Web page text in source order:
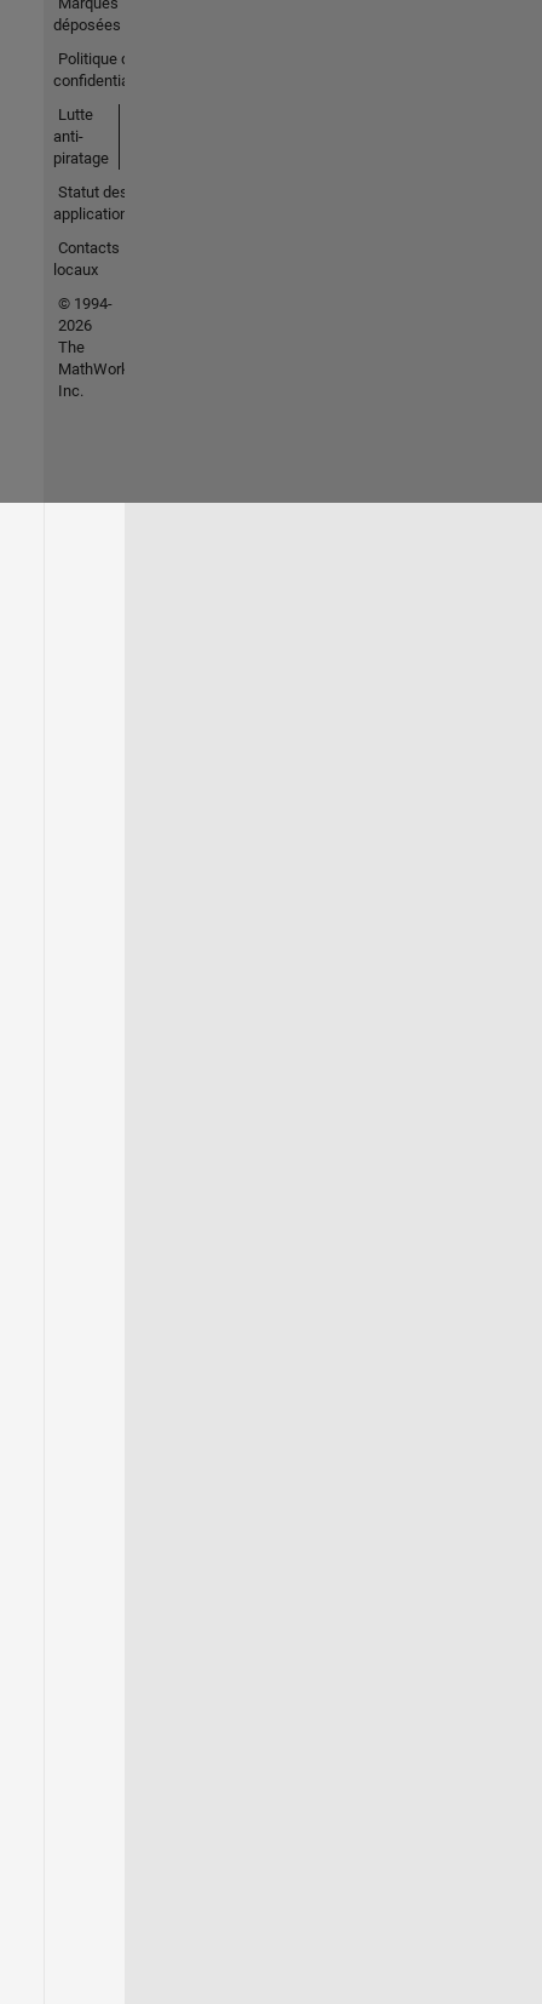
déposées
Politique de
confidentialité
Lutte
anti-
piratage
Statut des
applications
Contacts
locaux
© 1994-
2026
The
MathWorks,
Inc.